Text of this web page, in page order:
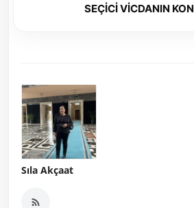
SEÇİCİ VİCDANIN
Sıla Akçaat